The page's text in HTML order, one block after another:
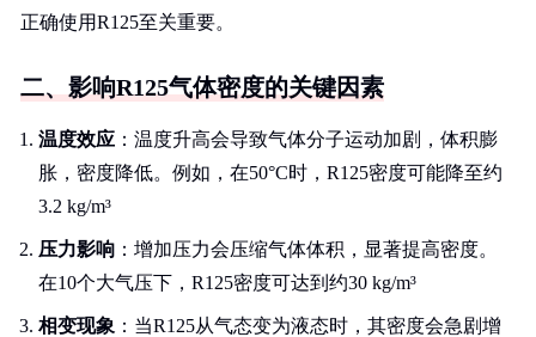
正确使用R125至关重要。
二、影响R125气体密度的关键因素
温度效应 ：温度升高会导致气体分子运动加剧，体积膨
胀，密度降低。例如，在50°C时，R125密度可能降至约
3.2 kg/m³
压力影响 ：增加压力会压缩气体体积，显著提高密度。
在10个大气压下，R125密度可达到约30 kg/m³
相变现象 ：当R125从气态变为液态时，其密度会急剧增